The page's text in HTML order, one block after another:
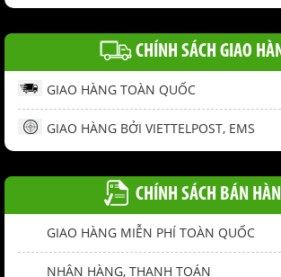
CHÍNH SÁCH GIAO
GIAO HÀNG TOÀN QUỐC
GIAO HÀNG BỞI VIETTELPOST, EMS
CHÍNH SÁCH BÁN
GIAO HÀNG MIỄN PHÍ TOÀN QUỐC
NHẬN HÀNG, THANH TOÁN